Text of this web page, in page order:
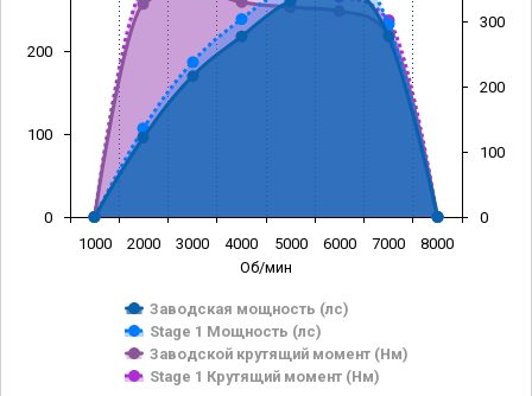
Об/мин
Заводская мощность (лс)
Stage 1 Мощность (лс)
Заводской крутящий момент (Нм)
Stage 1 Крутящий момент (Нм)
1000 2000 3000 4000 5000 6000 7000 8000
0
100
200
0
100
200
300